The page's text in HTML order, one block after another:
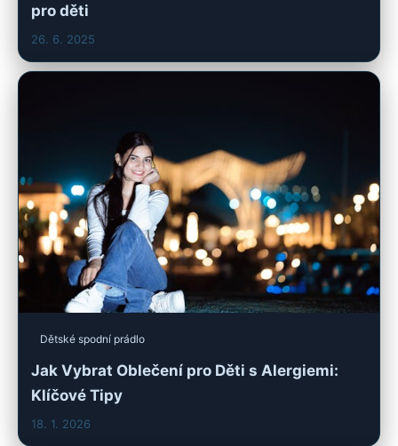
pro děti
26. 6. 2025
Dětské spodní prádlo
Jak Vybrat Oblečení pro Děti s Alergiemi:
Klíčové Tipy
18. 1. 2026